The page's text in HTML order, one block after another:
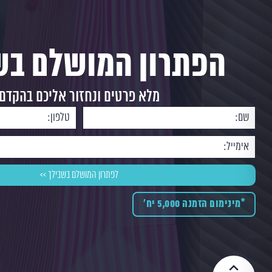
הפתרון המושלם
מלא פרטים ונחזור אליכם
*מינימום הזמנה 5,000 יח'